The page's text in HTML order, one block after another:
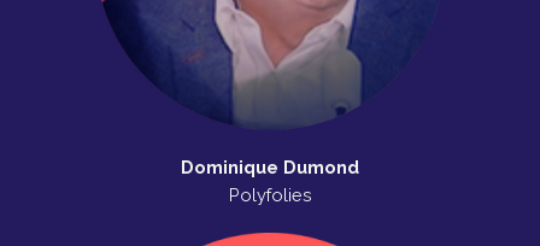
Dominique Dumond
Polyfolies